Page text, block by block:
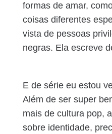
formas de amar,
coisas diferentes
vista de pessoas
negras. Ela escreve
E de série eu estou
Além de ser super
mais de cultura pop,
sobre identidade,